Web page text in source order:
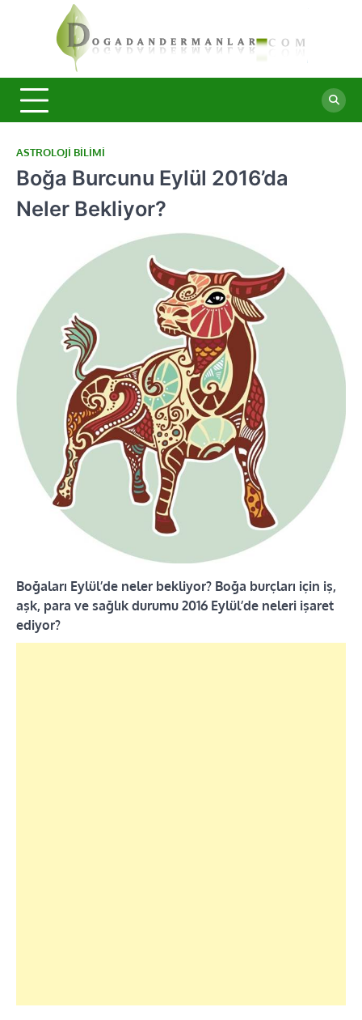
doğal
taşlar ile
sağlıklı
yaşam.
ASTROLOJI BILIMI
Boğa Burcunu Eylül 2016’da
Neler Bekliyor?
Boğaları Eylül’de neler bekliyor? Boğa burçları için iş,
aşk, para ve sağlık durumu 2016 Eylül’de neleri işaret
ediyor?